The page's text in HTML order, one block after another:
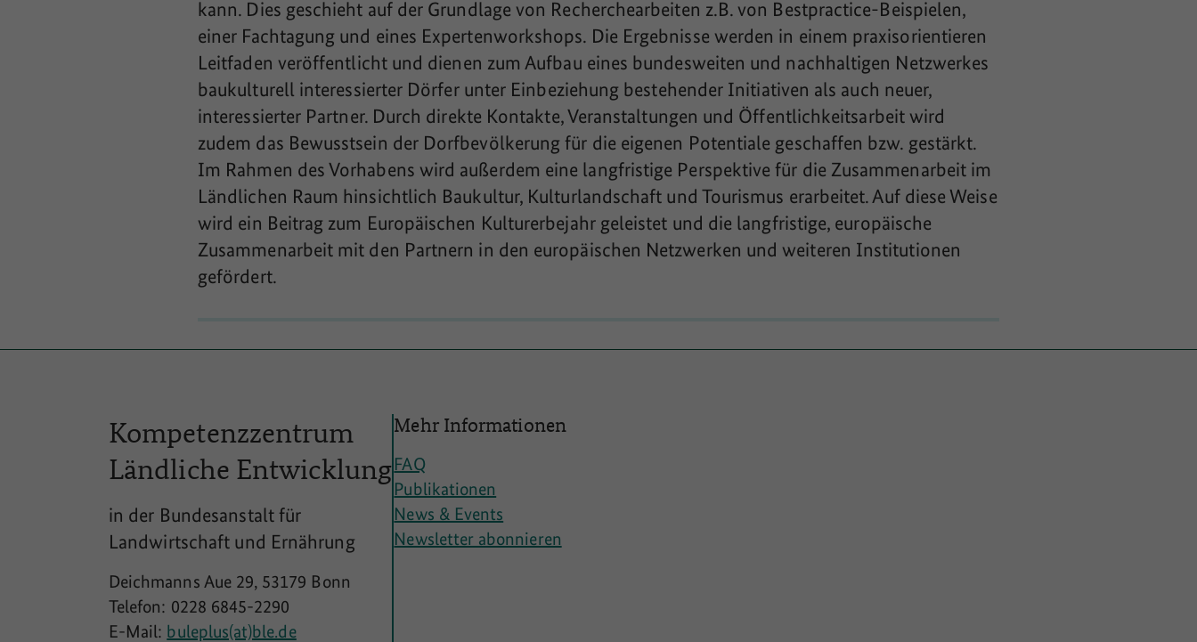
kann. Dies geschieht auf der Grundlage von Recherchearbeiten z.B. von Bestpractice-Beispielen,
einer Fachtagung und eines Expertenworkshops. Die Ergebnisse werden in einem praxisorientieren
Leitfaden veröffentlicht und dienen zum Aufbau eines bundesweiten und nachhaltigen Netzwerkes
baukulturell interessierter Dörfer unter Einbeziehung bestehender Initiativen als auch neuer,
interessierter Partner. Durch direkte Kontakte, Veranstaltungen und Öffentlichkeitsarbeit wird
zudem das Bewusstsein der Dorfbevölkerung für die eigenen Potentiale geschaffen bzw. gestärkt.
Im Rahmen des Vorhabens wird außerdem eine langfristige Perspektive für die Zusammenarbeit im
Ländlichen Raum hinsichtlich Baukultur, Kulturlandschaft und Tourismus erarbeitet. Auf diese Weise
wird ein Beitrag zum Europäischen Kulturerbejahr geleistet und die langfristige, europäische
Zusammenarbeit mit den Partnern in den europäischen Netzwerken und weiteren Institutionen
gefördert.
Kompetenzzentrum
Ländliche Entwicklung
in der Bundesanstalt für
Landwirtschaft und Ernährung
Deichmanns Aue 29, 53179 Bonn
Telefon: 0228 6845-2290
E-Mail: buleplus(at)ble.de
Mehr Informationen
FAQ
Publikationen
News & Events
Newsletter abonnieren